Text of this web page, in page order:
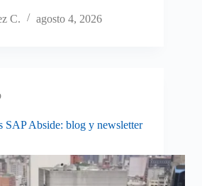
C.
agosto 4, 2026
SAP Abside: blog y newsletter